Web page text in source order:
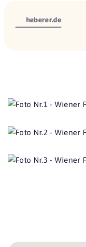
heberer.de